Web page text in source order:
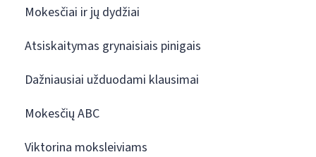
Mokesčiai ir jų dydžiai
Atsiskaitymas grynaisiais pinigais
Dažniausiai užduodami klausimai
Mokesčių ABC
Viktorina moksleiviams